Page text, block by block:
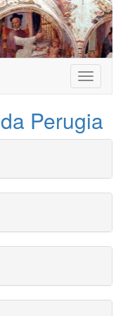
Toggle
da Perugia